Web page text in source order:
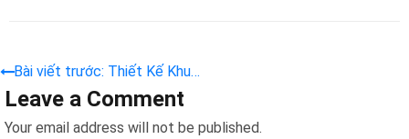
Bài viết trước: Thiết Kế Khu
Vui Chơi Trẻ Em Trong Nhà –
Giải Pháp Không Gian Sáng
Leave a Comment
Your email address will not be published.